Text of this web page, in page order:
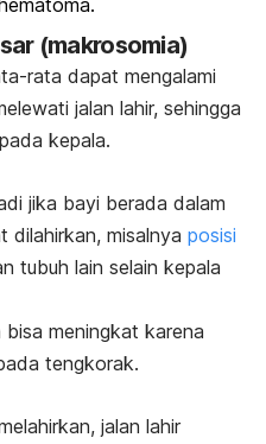
.
(makrosomia)
rata dapat mengalami
jalan lahir, sehingga
kepala.
jika bayi berada dalam
dilahirkan, misalnya posisi
tubuh lain selain kepala
bisa meningkat karena
tengkorak.
jalan lahir